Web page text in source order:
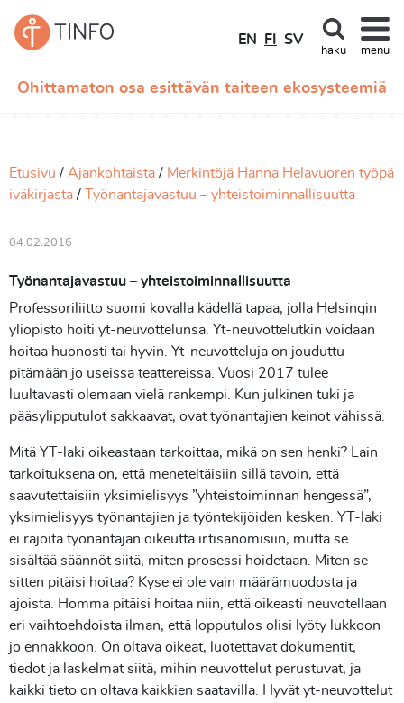
Ohittamaton osa esittävän taiteen ekosysteemiä
EN FI SV
haku menu
Etusivu Ajankohtaista
Merkintöjä Hanna Helavuoren työpä
iväkirjasta
Työnantajavastuu – yhteistoiminnallisuutta
04.02.2016
Työnantajavastuu – yhteistoiminnallisuutta
Professoriliitto suomi kovalla kädellä tapaa, jolla Helsingin
yliopisto hoiti yt-neuvottelunsa. Yt-neuvottelutkin voidaan
hoitaa huonosti tai hyvin. Yt-neuvotteluja on jouduttu
pitämään jo useissa teattereissa. Vuosi 2017 tulee
luultavasti olemaan vielä rankempi. Kun julkinen tuki ja
pääsylipputulot sakkaavat, ovat työnantajien keinot vähissä.
Mitä YT-laki oikeastaan tarkoittaa, mikä on sen henki? Lain
tarkoituksena on, että meneteltäisiin sillä tavoin, että
saavutettaisiin yksimielisyys ”yhteistoiminnan hengessä”,
yksimielisyys työnantajien ja työntekijöiden kesken. YT-laki
ei rajoita työnantajan oikeutta irtisanomisiin, mutta se
sisältää säännöt siitä, miten prosessi hoidetaan. Miten se
sitten pitäisi hoitaa? Kyse ei ole vain määrämuodosta ja
ajoista. Homma pitäisi hoitaa niin, että oikeasti neuvotellaan
eri vaihtoehdoista ilman, että lopputulos olisi lyöty lukkoon
jo ennakkoon. On oltava oikeat, luotettavat dokumentit,
tiedot ja laskelmat siitä, mihin neuvottelut perustuvat, ja
kaikki tieto on oltava kaikkien saatavilla. Hyvät yt-neuvottelut